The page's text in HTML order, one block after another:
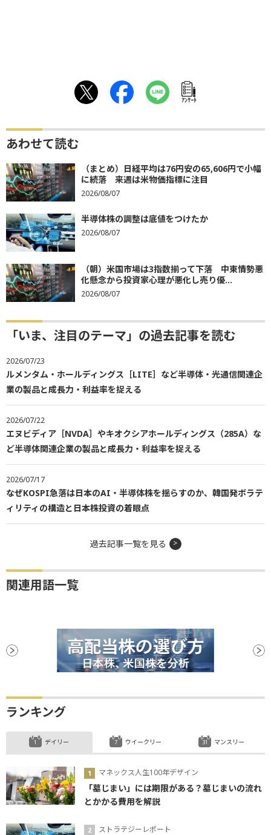
ｱﾝｹｰﾄ
あわせて読む
（まとめ）日経平均は76円安の65,606円で小幅
に続落 来週は米物価指標に注目
2026/08/07
半導体株の調整は底値をつけたか
2026/08/07
（朝）米国市場は3指数揃って下落 中東情勢悪
化懸念から投資家心理が悪化し売り優...
2026/08/07
「いま、注目のテーマ」の過去記事を読む
2026/07/23
ルメンタム・ホールディングス［LITE］など半導体・光通信関連企
業の製品と成長力・利益率を捉える
2026/07/22
エヌビディア［NVDA］やキオクシアホールディングス（285A）な
ど半導体関連企業の製品と成長力・利益率を捉える
2026/07/17
なぜKOSPI急落は日本のAI・半導体株を揺らすのか、韓国発ボラテ
ィリティの構造と日本株投資の着眼点
過去記事一覧を見る
関連用語一覧
ランキング
デイリー
マネックス人生100年デザイン
「墓じまい」には期限がある？墓じまいの流れ
とかかる費用を解説
ストラテジーレポート
ウイークリー マンスリー